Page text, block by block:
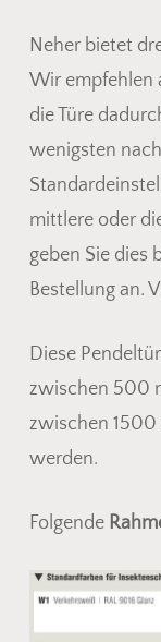
Neher bietet
Wir empfehlen
die Türe
wenigsten
mittlere oder
geben Sie dies
Bestellung an.
Diese
zwischen 500
zwischen
werden.
Folgende